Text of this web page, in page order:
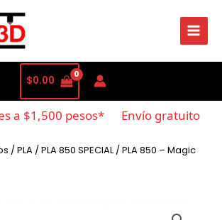
$0.00
$1,500 pesos* Envío gratuito en
/PLA /PLA 850 SPECIAL/ PLA 850 – Magic